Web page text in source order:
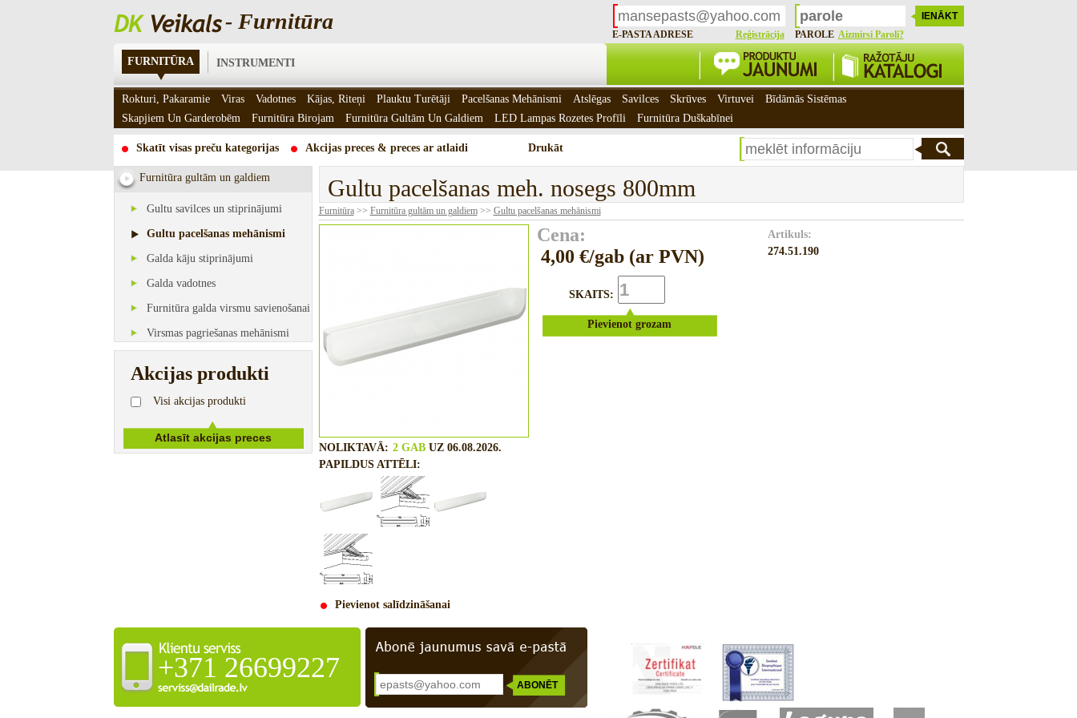
- Furnitūra
E-PASTA ADRESE Reģistrācija PAROLE Aizmirsi Paroli?
FURNITŪRA INSTRUMENTI
Skatīt visas preču kategorijas Akcijas preces & preces ar atlaidi Drukāt
Furnitūra gultām un galdiem
Gultu savilces un stiprinājumi
Gultu pacelšanas mehānismi
Galda kāju stiprinājumi
Galda vadotnes
Furnitūra galda virsmu savienošanai
Virsmas pagriešanas mehānismi
Akcijas produkti
Visi akcijas produkti
Gultu pacelšanas meh. nosegs 800mm
Furnitūra>> Furnitūra gultām un galdiem>> Gultu pacelšanas mehānismi
Cena:
4,00 €/gab (ar PVN)
SKAITS:
Pievienot grozam
NOLIKTAVĀ: 2 GABUZ 06.08.2026.
PAPILDUS ATTĒLI:
Pievienot salīdzināšanai
Artikuls:
274.51.190
+371 26699227
Rokturi, Pakaramie Viras Vadotnes Kājas, Riteņi Plauktu Turētāji Pacelšanas Mehānismi Atslēgas Savilces Skrūves Virtuvei
Bīdāmās Sistēmas
Skapjiem Un Garderobēm
Furnitūra Birojam Furnitūra Gultām Un Galdiem LED Lampas Rozetes Profīli Furnitūra Duškabīnei